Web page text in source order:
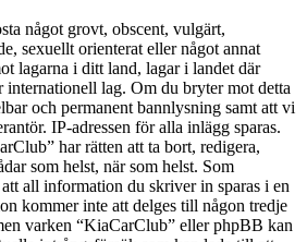
något grovt, obscent, vulgärt,
sexuellt orienterat eller något annat
lagarna i ditt land, lagar i landet där
lag. Om du bryter mot detta
och permanent bannlysning samt att vi
IP-adressen för alla inlägg sparas.
har rätten att ta bort, redigera,
som helst, när som helst. Som
all information du skriver in sparas i en
kommer inte att delges till någon tredje
varken “KiaCarClub” eller phpBB kan